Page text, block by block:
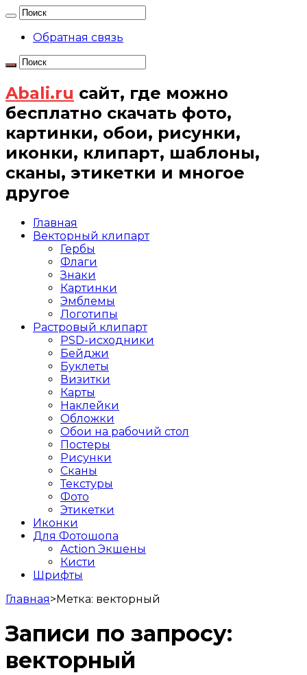
Обратная связь
Abali.ru сайт, где можно
бесплатно скачать фото,
картинки, обои, рисунки,
иконки, клипарт, шаблоны,
сканы, этикетки и многое
другое
Главная
Векторный клипарт
Гербы
Флаги
Знаки
Картинки
Эмблемы
Логотипы
Растровый клипарт
PSD-исходники
Бейджи
Буклеты
Визитки
Карты
Наклейки
Обложки
Обои на рабочий стол
Постеры
Рисунки
Сканы
Текстуры
Фото
Этикетки
Иконки
Для Фотошопа
Action Экшены
Кисти
Шрифты
Главная>Метка: векторный
Записи по запросу:
векторный